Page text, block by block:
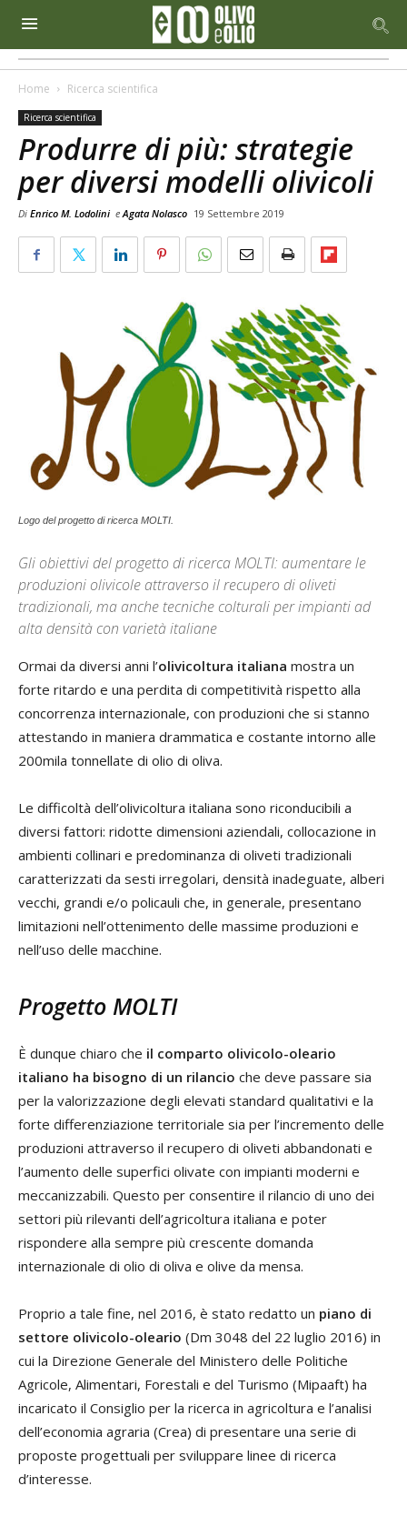
Home Ricerca scientifica
Ricerca scientifica
Produrre di più: strategie
per diversi modelli olivicoli
Di Enrico M. Lodolini eAgata Nolasco 19 Settembre 2019
Logo del progetto di ricerca MOLTI.
Gli obiettivi del progetto di ricerca MOLTI: aumentare le
produzioni olivicole attraverso il recupero di oliveti
tradizionali, ma anche tecniche colturali per impianti ad
alta densità con varietà italiane
Ormai da diversi anni l’olivicoltura italiana mostra un
forte ritardo e una perdita di competitività rispetto alla
concorrenza internazionale, con produzioni che si stanno
attestando in maniera drammatica e costante intorno alle
200mila tonnellate di olio di oliva.
Le difficoltà dell’olivicoltura italiana sono riconducibili a
diversi fattori: ridotte dimensioni aziendali, collocazione in
ambienti collinari e predominanza di oliveti tradizionali
caratterizzati da sesti irregolari, densità inadeguate, alberi
vecchi, grandi e/o policauli che, in generale, presentano
limitazioni nell’ottenimento delle massime produzioni e
nell’uso delle macchine.
Progetto MOLTI
È dunque chiaro che il comparto olivicolo-oleario
italiano ha bisogno di un rilancio che deve passare sia
per la valorizzazione degli elevati standard qualitativi e la
forte differenziazione territoriale sia per l’incremento delle
produzioni attraverso il recupero di oliveti abbandonati e
l’aumento delle superfici olivate con impianti moderni e
meccanizzabili. Questo per consentire il rilancio di uno dei
settori più rilevanti dell’agricoltura italiana e poter
rispondere alla sempre più crescente domanda
internazionale di olio di oliva e olive da mensa.
Proprio a tale fine, nel 2016, è stato redatto un piano di
settore olivicolo-oleario (Dm 3048 del 22 luglio 2016) in
cui la Direzione Generale del Ministero delle Politiche
Agricole, Alimentari, Forestali e del Turismo (Mipaaft) ha
incaricato il Consiglio per la ricerca in agricoltura e l’analisi
dell’economia agraria (Crea) di presentare una serie di
proposte progettuali per sviluppare linee di ricerca
d’interesse.